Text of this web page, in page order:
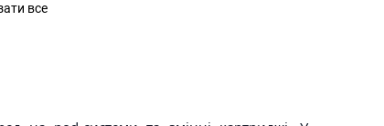
все